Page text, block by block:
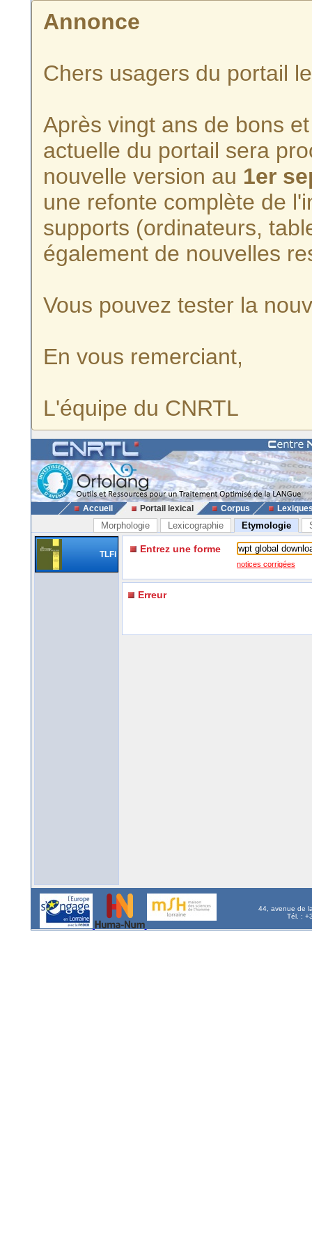
Annonce
Chers usagers du portail
Après vingt ans de bons
actuelle du portail sera
nouvelle version au 1er
une refonte complète de
supports (ordinateurs,
également de nouvelles
Vous pouvez tester la
En vous remerciant,
L'équipe du CNRTL
Accueil Portail lexical Corpus
Morphologie Lexicographie Etymologie
TLFi Entrez une forme
notices corrigées
Erreur
44, avenue de
Tél. :